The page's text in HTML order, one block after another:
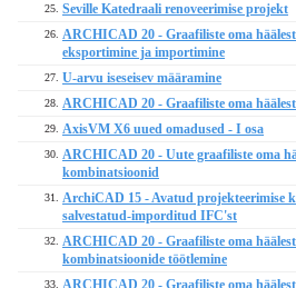
25. Seville Katedraali renoveerimise projekt
26. ARCHICAD 20 - Graafiliste oma
eksportimine ja importimine
27. U-arvu iseseisev määramine
28. ARCHICAD 20 - Graafiliste oma
29. AxisVM X6 uued omadused - I osa
30. ARCHICAD 20 - Uute graafiliste oma
kombinatsioonid
31. ArchiCAD 15 - Avatud projekteerimise
salvestatud-imporditud IFC'st
32. ARCHICAD 20 - Graafiliste oma
kombinatsioonide töötlemine
33.